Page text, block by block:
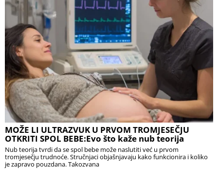
MOŽE LI ULTRAZVUK U PRVOM TROMJESEČJU
OTKRITI SPOL BEBE:Evo što kaže nub teorija
Nub teorija tvrdi da se spol bebe može naslutiti već u prvom
tromjesečju trudnoće. Stručnjaci objašnjavaju kako funkcionira i koliko
je zapravo pouzdana. Takozvana